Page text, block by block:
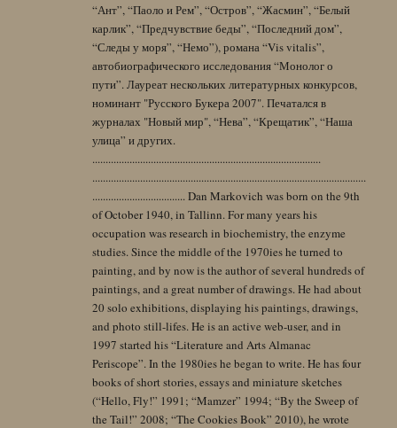
“Ант”, “Паоло и Рем”, “Остров”, “Жасмин”, “Белый
карлик”, “Предчувствие беды”, “Последний дом”,
“Следы у моря”, “Немо”), романа “Vis vitalis”,
автобиографического исследования “Монолог о
пути”. Лауреат нескольких литературных конкурсов,
номинант "Русского Букера 2007". Печатался в
журналах "Новый мир", “Нева”, “Крещатик”, “Наша
улица” и других.
......................................................................................
.......................................................................................................
................................... Dan Markovich was born on the 9th
of October 1940, in Tallinn. For many years his
occupation was research in biochemistry, the enzyme
studies. Since the middle of the 1970ies he turned to
painting, and by now is the author of several hundreds of
paintings, and a great number of drawings. He had about
20 solo exhibitions, displaying his paintings, drawings,
and photo still-lifes. He is an active web-user, and in
1997 started his “Literature and Arts Almanac
Periscope”. In the 1980ies he began to write. He has four
books of short stories, essays and miniature sketches
(“Hello, Fly!” 1991; “Mamzer” 1994; “By the Sweep of
the Tail!” 2008; “The Cookies Book” 2010), he wrote